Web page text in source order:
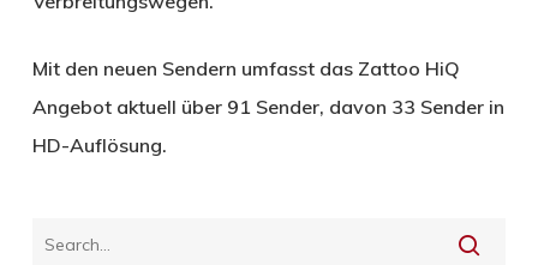
Mit den neuen Sendern umfasst das Zattoo HiQ
Angebot aktuell über 91 Sender, davon 33 Sender in
HD-Auflösung.